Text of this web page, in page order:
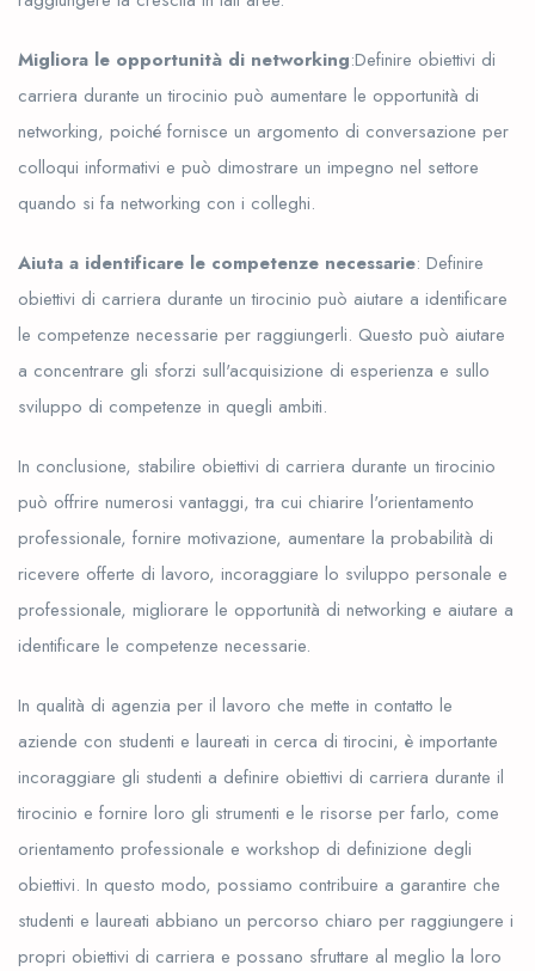
Migliora le opportunità di networking:Definire obiettivi di
carriera durante un tirocinio può aumentare le opportunità di
networking, poiché fornisce un argomento di conversazione per
colloqui informativi e può dimostrare un impegno nel settore
quando si fa networking con i colleghi.
Aiuta a identificare le competenze necessarie: Definire
obiettivi di carriera durante un tirocinio può aiutare a identificare
le competenze necessarie per raggiungerli. Questo può aiutare
a concentrare gli sforzi sull'acquisizione di esperienza e sullo
sviluppo di competenze in quegli ambiti.
In conclusione, stabilire obiettivi di carriera durante un tirocinio
può offrire numerosi vantaggi, tra cui chiarire l'orientamento
professionale, fornire motivazione, aumentare la probabilità di
ricevere offerte di lavoro, incoraggiare lo sviluppo personale e
professionale, migliorare le opportunità di networking e aiutare a
identificare le competenze necessarie.
In qualità di agenzia per il lavoro che mette in contatto le
aziende con studenti e laureati in cerca di tirocini, è importante
incoraggiare gli studenti a definire obiettivi di carriera durante il
tirocinio e fornire loro gli strumenti e le risorse per farlo, come
orientamento professionale e workshop di definizione degli
obiettivi. In questo modo, possiamo contribuire a garantire che
studenti e laureati abbiano un percorso chiaro per raggiungere i
propri obiettivi di carriera e possano sfruttare al meglio la loro